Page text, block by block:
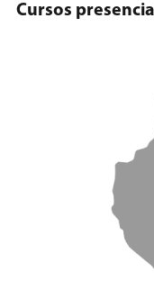
Cursos